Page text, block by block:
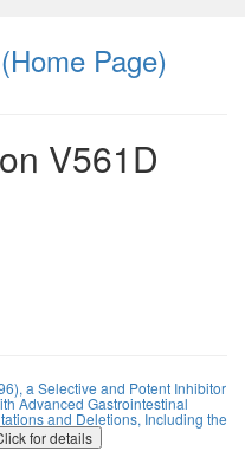
Page)
V561D
a Selective and Potent Inhibitor
Advanced Gastrointestinal
and Deletions, Including the
for details